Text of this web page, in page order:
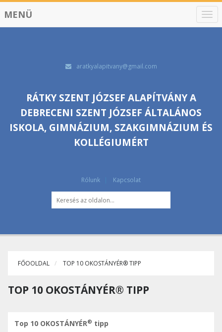
N
a
MENÜ
aratkyalapitvany@gmail.com
RÁTKY SZENT JÓZSEF ALAPÍTVÁNY A
DEBRECENI SZENT JÓZSEF ÁLTALÁNOS
ISKOLA, GIMNÁZIUM, SZAKGIMNÁZIUM ÉS
KOLLÉGIUMÉRT
Rólunk Kapcsolat
FŐOOLDAL TOP 10 OKOSTÁNYÉR® TIPP
TOP 10 OKOSTÁNYÉR® TIPP
Top 10 OKOSTÁNYÉR® tipp